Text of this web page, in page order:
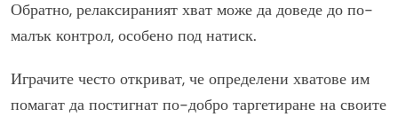
Обратно, релаксираният хват може да доведе до по-
малък контрол, особено под натиск.
Играчите често откриват, че определени хватове им
помагат да постигнат по-добро таргетиране на своите